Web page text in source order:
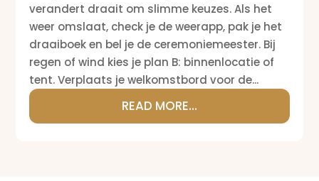
verandert draait om slimme keuzes. Als het
weer omslaat, check je de weerapp, pak je het
draaiboek en bel je de ceremoniemeester. Bij
regen of wind kies je plan B: binnenlocatie of
tent. Verplaats je welkomstbord voor de...
READ MORE...